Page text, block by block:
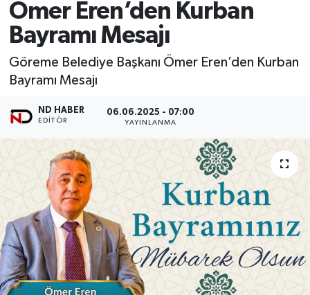
Ömer Eren’den Kurban
Bayramı Mesajı
Göreme Belediye Başkanı Ömer Eren’den Kurban
Bayramı Mesajı
ND HABER
EDITÖR
06.06.2025 - 07:00
YAYINLANMA